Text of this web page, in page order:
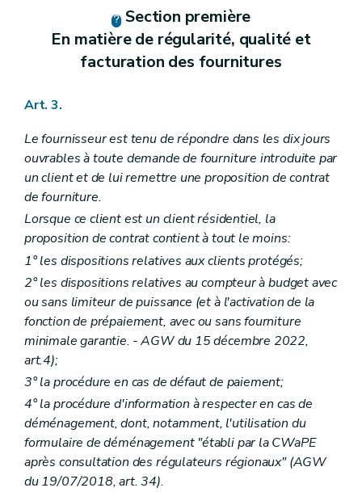
Section première
En matière de régularité, qualité et
facturation des fournitures
Art. 3.
Le fournisseur est tenu de répondre dans les dix jours
ouvrables à toute demande de fourniture introduite par
un client et de lui remettre une proposition de contrat
de fourniture.
Lorsque ce client est un client résidentiel, la
proposition de contrat contient à tout le moins:
1° les dispositions relatives aux clients protégés;
2° les dispositions relatives au compteur à budget avec
ou sans limiteur de puissance (et à l'activation de la
fonction de prépaiement, avec ou sans fourniture
minimale garantie. - AGW du 15 décembre 2022,
art.4);
3° la procédure en cas de défaut de paiement;
4° la procédure d'information à respecter en cas de
déménagement, dont, notamment, l'utilisation du
formulaire de déménagement "établi par la CWaPE
après consultation des régulateurs régionaux" (AGW
du 19/07/2018, art. 34).